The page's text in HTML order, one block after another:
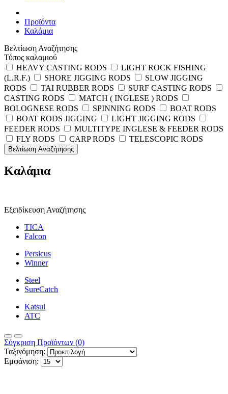
Προϊόντα
Καλάμια
Βελτίωση Αναζήτησης
Τύπος καλαμιού
HEAVY CASTING RODS
LIGHT ROCK FISHING
(L.R.F.)
SHORE JIGGING RODS
SLOW JIGGING
RODS
TAI RUBBER RODS
SURF CASTING RODS
CASTING RODS
MATCH ( INGLESE ) RODS
BOLOGNESE RODS
SPINNING RODS
BOAT RODS
BOAT RODS JIGGING
LIGHT JIGGING RODS
FEEDER RODS
MULTITYPE INGLESE & FEEDER RODS
FLY RODS
CARP RODS TELESCOPIC RODS
Βελτίωση Αναζήτησης
Καλάμια
Εξειδίκευση Αναζήτησης
TICA
Falcon
Persicus
Winner
Steel
SureCatch
Katsui
ATC
Σύγκριση Προϊόντων (0)
Ταξινόμηση:
Εμφάνιση: